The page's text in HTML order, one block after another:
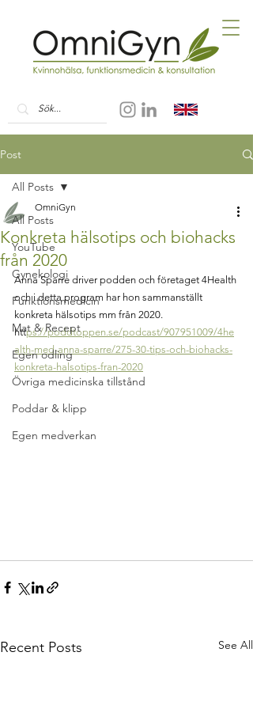
Post
All Posts
YouTube
Gynekologi
Funktionsmedicin
Mat & Recept
Egen odling
Övriga medicinska tillstånd
Poddar & klipp
Egen medverkan
All Posts
Konkreta hälsotips och biohacks
från 2020
OmniGyn
Anna Sparre driver podden och företaget 4Health
och i detta program har hon sammanställt
konkreta hälsotips mm från 2020.
https://poddtoppen.se/podcast/907951009/4he
alth-med-anna-sparre/275-30-tips-och-biohacks-
konkreta-halsotips-fran-2020
Recent Posts See All